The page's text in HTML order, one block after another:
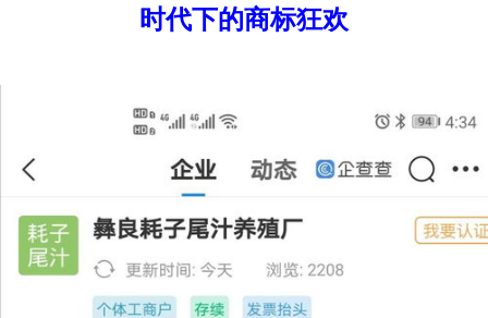
时代下的商标狂欢